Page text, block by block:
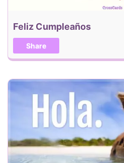
Feliz Cumpleaños
Share